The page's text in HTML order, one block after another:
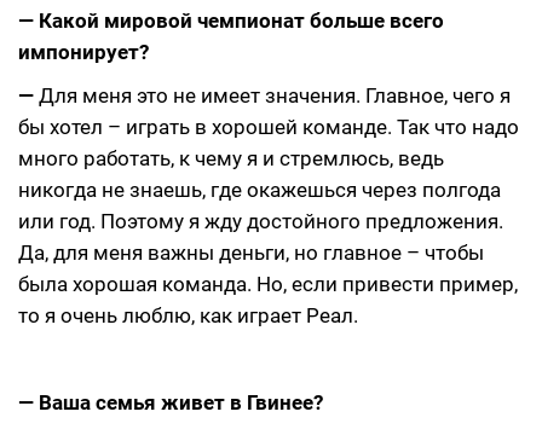
— Какой мировой чемпионат больше всего
импонирует?
— Для меня это не имеет значения. Главное, чего я
бы хотел – играть в хорошей команде. Так что надо
много работать, к чему я и стремлюсь, ведь
никогда не знаешь, где окажешься через полгода
или год. Поэтому я жду достойного предложения.
Да, для меня важны деньги, но главное – чтобы
была хорошая команда. Но, если привести пример,
то я очень люблю, как играет Реал.
— Ваша семья живет в Гвинее?